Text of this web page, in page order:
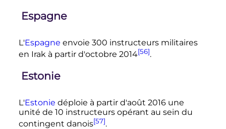
Espagne
L'Espagne envoie 300 instructeurs militaires
en Irak à partir d'octobre 2014[56].
Estonie
L'Estonie déploie à partir d'août 2016 une
unité de 10 instructeurs opérant au sein du
contingent danois[57].